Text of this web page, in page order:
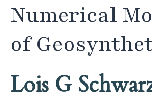
Numerical
of
Lois G